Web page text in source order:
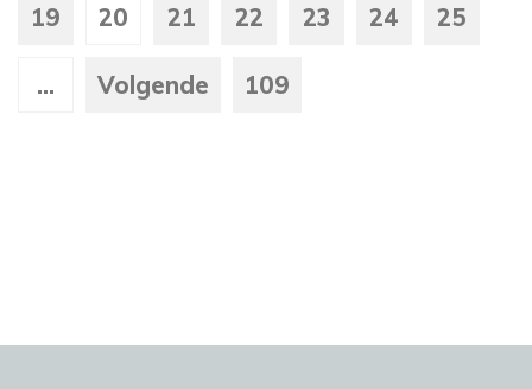
19 20 21 22 23 24 25
... Volgende 109